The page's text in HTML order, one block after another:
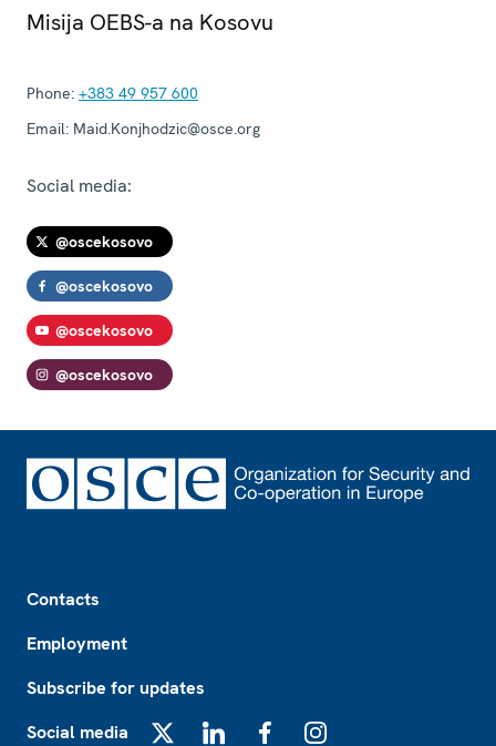
Misija OEBS-a na Kosovu
Phone: +383 49 957 600
Email: Maid.Konjhodzic@osce.org
Social media:
@oscekosovo
@oscekosovo
@oscekosovo
@oscekosovo
Contacts
Employment
Subscribe for updates
Social media